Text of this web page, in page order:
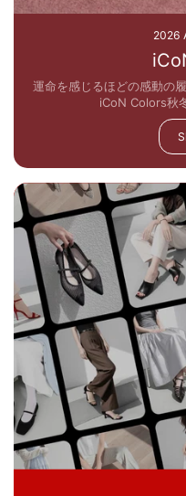
2026
運命を感じるほどの感動の
iCoN Colors秋